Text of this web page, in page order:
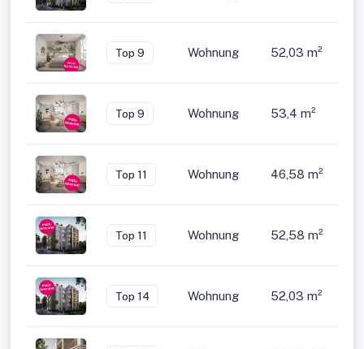
Top 9 Wohnung 52,03 m²
Top 9 Wohnung 53,4 m²
Top 11 Wohnung 46,58 m²
Top 11 Wohnung 52,58 m²
Top 14 Wohnung 52,03 m²